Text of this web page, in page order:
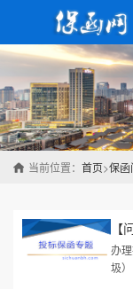
当前位置： 首页>保函
办
圾